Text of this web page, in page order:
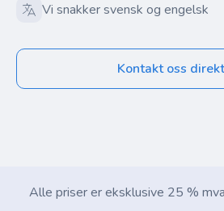
Vi snakker svensk og engelsk
Kontakt oss
Alle priser er eksklusive 25 %